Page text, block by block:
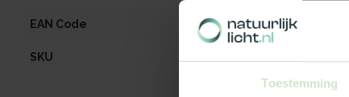
Toestemming
EAN Code
SKU